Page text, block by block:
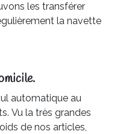
les transférer
la navette
automatique au
Vu la très grandes
de nos articles,